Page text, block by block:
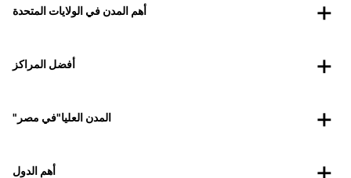
أهم المدن في الولايات المتحدة
أفضل المراكز
"المدن العليا"في مصر
أهم الدول